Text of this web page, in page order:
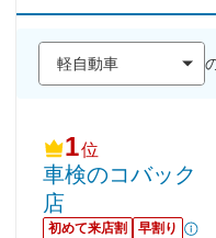
1位
車検のコバック
店
初めて来店割 早割り